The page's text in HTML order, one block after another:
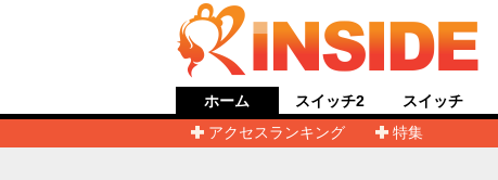
ホーム
アクセスランキング
特集
スイッチ2 スイッチ